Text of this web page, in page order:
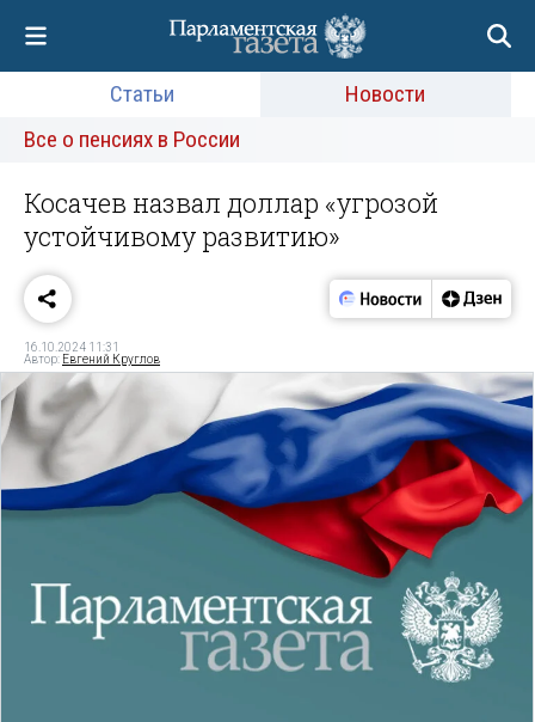
Статьи
Новости
Все о пенсиях в России
Косачев назвал доллар «угрозой
устойчивому развитию»
16.10.2024 11:31
Автор: Евгений Круглов